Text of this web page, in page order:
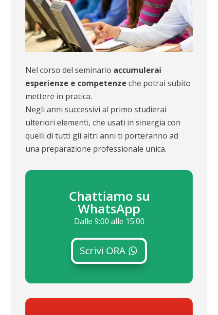
Nel corso del seminario accumulerai
esperienze e competenze che potrai subito
mettere in pratica.
Negli anni successivi al primo studierai
ulteriori elementi, che usati in sinergia con
quelli di tutti gli altri anni ti porteranno ad
una preparazione professionale unica.
Chattiamo su
WhatsApp
Dalle 9:00 alle 15:00
Scrivi ORA